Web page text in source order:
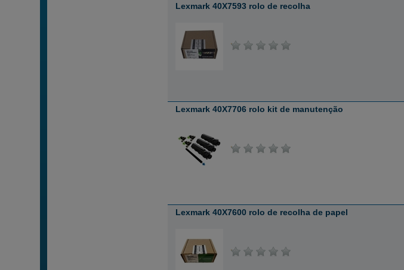
Lexmark 40X7593 rolo de recolha
Lexmark 40X7706 rolo kit de manutenção
Lexmark 40X7600 rolo de recolha de papel